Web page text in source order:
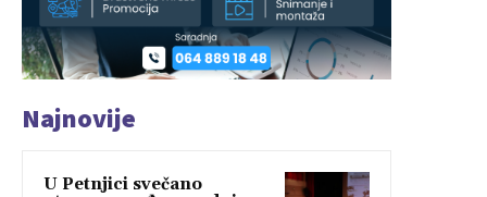
Najnovije
U Petnjici svečano